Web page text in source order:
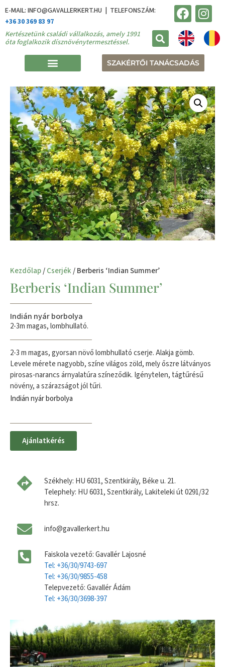
E-MAIL: INFO@GAVALLERKERT.HU | TELEFONSZÁM:
+36 30 369 83 97
Kertészetünk családi vállalkozás, amely 1991
óta foglalkozik dísznövénytermesztéssel.
SZAKÉRTŐI TANÁCSADÁS
Kezdőlap/Cserjék/ Berberis ‘Indian Summer’
Berberis ‘Indian Summer’
Indián nyár borbolya
2-3m magas, lombhullató.
2-3 m magas, gyorsan növő lombhullató cserje. Alakja gömb.
Levele mérete nagyobb, színe világos zöld, mely őszre látványos
pirosas-narancs árnyalatúra színeződik. Igénytelen, tágtűrésű
növény, a szárazságot jól tűri.
Indián nyár borbolya
Ajánlatkérés
Székhely: HU 6031, Szentkirály, Béke u. 21.
Telephely: HU 6031, Szentkirály, Lakiteleki út 0291/32
hrsz.
info@gavallerkert.hu
Faiskola vezető: Gavallér Lajosné
Tel: +36/30/9743-697
Tel: +36/30/9855-458
Telepvezető: Gavallér Ádám
Tel: +36/30/3698-397